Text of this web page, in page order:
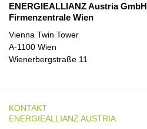
ENERGIEALLIANZ Austria GmbH
Firmenzentrale Wien
Vienna Twin Tower
A-1100 Wien
Wienerbergstraße 11
KONTAKT
ENERGIEALLIANZ AUSTRIA